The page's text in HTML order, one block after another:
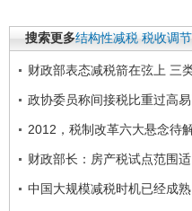
搜索更多结构性减税 税收调节
财政部表态减税箭在弦上 三
政协委员称间接税比重过高
2012，税制改革六大悬念待
财政部长：房产税试点范围适
中国大规模减税时机已经成熟